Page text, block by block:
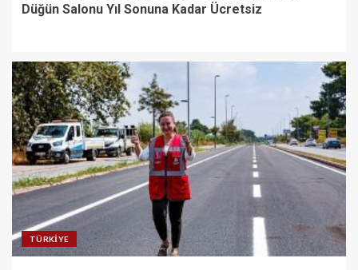
Düğün Salonu Yıl Sonuna Kadar Ücretsiz
TÜRKIYE